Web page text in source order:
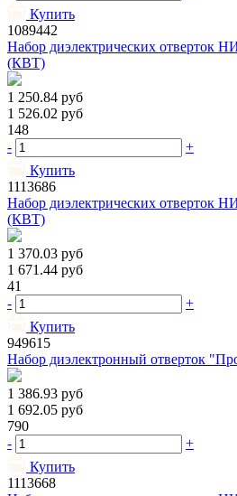
Купить
1089442
Набор диэлектрических отверток
(КВТ)
1 250.84 руб
1 526.02 руб
148
-
+
Купить
1113686
Набор диэлектрических отверток
(КВТ)
1 370.03 руб
1 671.44 руб
41
-
+
Купить
949615
Набор диэлектронный отверток
1 386.93 руб
1 692.05 руб
790
-
+
Купить
1113668